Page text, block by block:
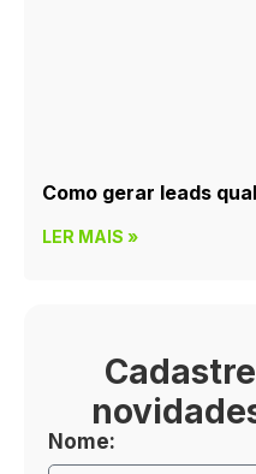
Como gerar leads
LER MAIS »
Nome: